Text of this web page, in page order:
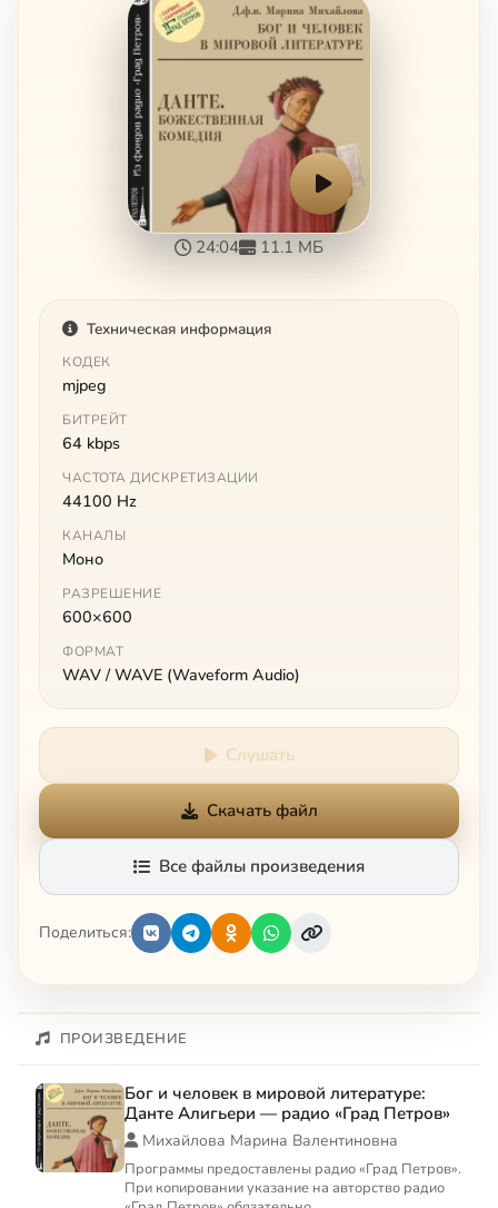
24:04 11.1 МБ
Техническая информация
КОДЕК
mjpeg
БИТРЕЙТ
64 kbps
ЧАСТОТА ДИСКРЕТИЗАЦИИ
44100 Hz
КАНАЛЫ
Моно
РАЗРЕШЕНИЕ
600×600
ФОРМАТ
WAV / WAVE (Waveform Audio)
Слушать
Скачать файл
Все файлы произведения
Поделиться:
ПРОИЗВЕДЕНИЕ
Бог и человек в мировой литературе:
Данте Алигьери — радио «Град Петров»
Михайлова Марина Валентиновна
Программы предоставлены радио «Град Петров».
При копировании указание на авторство радио